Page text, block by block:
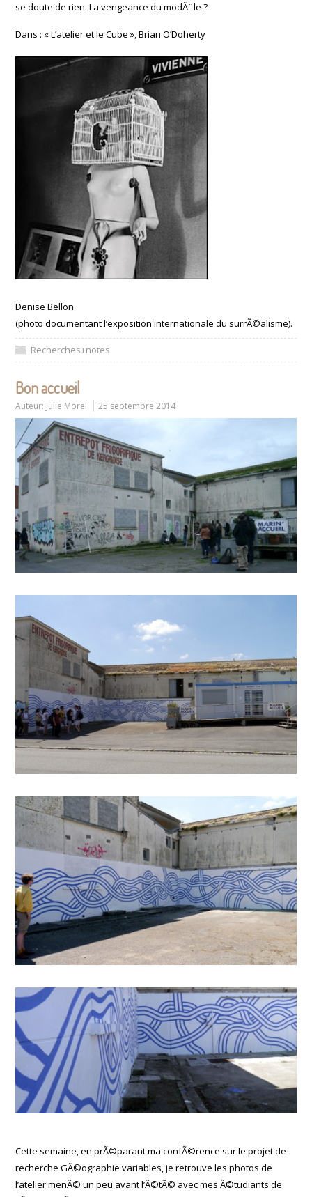
se doute de rien. La vengeance du modÃ¨le ?
Dans : « L’atelier et le Cube », Brian O’Doherty
Denise Bellon
(photo documentant l’exposition internationale du surrÃ©alisme).
Recherches+notes
Bon accueil
Auteur: Julie Morel 25 septembre 2014
Cette semaine, en prÃ©parant ma confÃ©rence sur le projet de
recherche GÃ©ographie variables, je retrouve les photos de
l’atelier menÃ© un peu avant l’Ã©tÃ© avec mes Ã©tudiants de